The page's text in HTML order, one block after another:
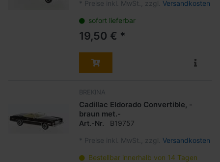
* Preise inkl. MwSt., zzgl. Versandkosten
sofort lieferbar
19,50 € *
BREKINA
Cadillac Eldorado Convertible, -
braun met.-
Art.-Nr. B19757
* Preise inkl. MwSt., zzgl. Versandkosten
Bestellbar innerhalb von 14 Tagen